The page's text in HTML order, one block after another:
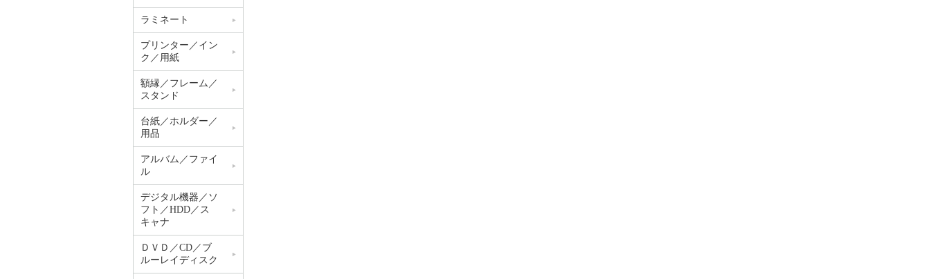
ラミネート
プリンター／イン
ク／用紙
額縁／フレーム／
スタンド
台紙／ホルダー／
用品
アルバム／ファイ
ル
デジタル機器／ソ
フト／HDD／ス
キャナ
ＤＶＤ／CD／ブ
ルーレイディスク